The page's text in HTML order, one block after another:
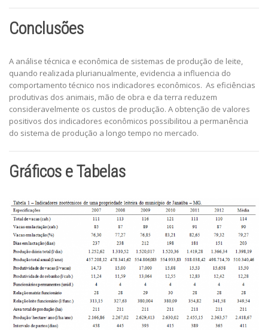
Conclusões
A análise técnica e econômica de sistemas de produção de leite,
quando realizada plurianualmente, evidencia a influencia do
comportamento técnico nos indicadores econômicos. As eficiências
produtivas dos animais, mão de obra e da terra reduzem
consideravelmente os custos de produção. A obtenção de valores
positivos dos indicadores econômicos possibilitou a permanência
do sistema de produção a longo tempo no mercado.
Gráficos e Tabelas